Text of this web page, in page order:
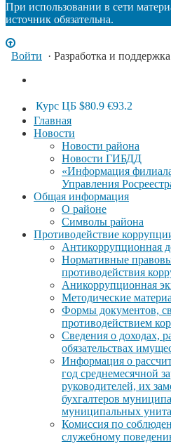
При использовании в сети
источник обязательна.
Войти · Разработка и
Курс ЦБ $80.9 €93.2
Главная
Новости
Новости района
Новости ГИБДД
«Информация
Управления
Общая информация
О районе
Символы района
Противодействие
Антикоррупционная
Нормативные
противодействия
Аникоррупционная
Методические
Формы документов,
противодействием
Сведения о доходах,
обязательствах
Информация о
год среднемесячной
руководителей, их
бухгалтеров
муниципальных
Комиссия по
служебному